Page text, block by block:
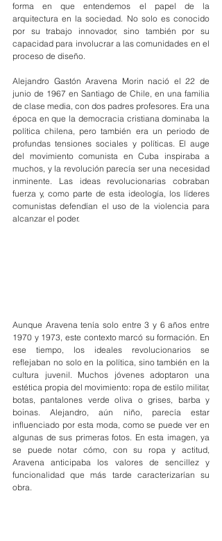
forma en que entendemos el papel de la
arquitectura en la sociedad. No solo es conocido
por su trabajo innovador, sino también por su
capacidad para involucrar a las comunidades en el
proceso de diseño.
Alejandro Gastón Aravena Morin nació el 22 de
junio de 1967 en Santiago de Chile, en una familia
de clase media, con dos padres profesores. Era una
época en que la democracia cristiana dominaba la
política chilena, pero también era un periodo de
profundas tensiones sociales y políticas. El auge
del movimiento comunista en Cuba inspiraba a
muchos, y la revolución parecía ser una necesidad
inminente. Las ideas revolucionarias cobraban
fuerza y, como parte de esta ideología, los líderes
comunistas defendían el uso de la violencia para
alcanzar el poder.
Aunque Aravena tenía solo entre 3 y 6 años entre
1970 y 1973, este contexto marcó su formación. En
ese tiempo, los ideales revolucionarios se
reflejaban no solo en la política, sino también en la
cultura juvenil. Muchos jóvenes adoptaron una
estética propia del movimiento: ropa de estilo militar,
botas, pantalones verde oliva o grises, barba y
boinas. Alejandro, aún niño, parecía estar
influenciado por esta moda, como se puede ver en
algunas de sus primeras fotos. En esta imagen, ya
se puede notar cómo, con su ropa y actitud,
Aravena anticipaba los valores de sencillez y
funcionalidad que más tarde caracterizarían su
obra.